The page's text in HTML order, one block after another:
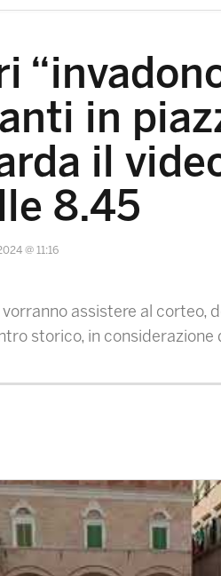
in
il
8.45
@ 11:16
assistere al corteo,
storico, in considerazione